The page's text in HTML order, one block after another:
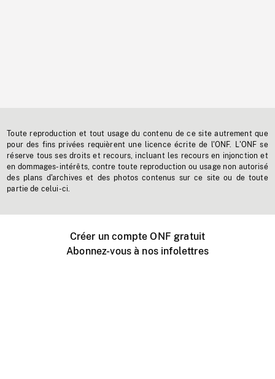
Toute reproduction et tout usage du contenu de ce site autrement que
pour des fins privées requièrent une licence écrite de l'ONF. L'ONF se
réserve tous ses droits et recours, incluant les recours en injonction et
en dommages-intérêts, contre toute reproduction ou usage non autorisé
des plans d'archives et des photos contenus sur ce site ou de toute
partie de celui-ci.
Créer un compte ONF gratuit
Abonnez-vous à nos infolettres